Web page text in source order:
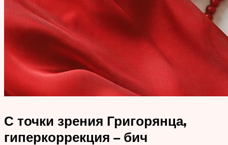
С точки зрения Григорянца,
гиперкоррекция – бич